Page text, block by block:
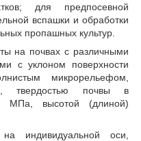
для предпосевной
вспашки и обработки
пропашных культур.
на почвах с различными
с уклоном поверхности
микрорельефом,
твердостью почвы в
МПа, высотой (длиной)
индивидуальной оси,